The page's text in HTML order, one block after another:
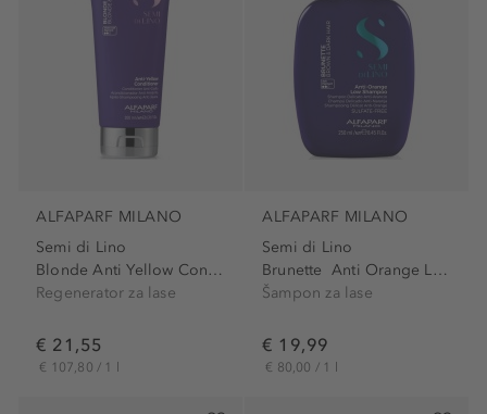
ALFAPARF MILANO
Semi di Lino
Blonde Anti Yellow Conditioner
Regenerator za lase
€ 21,55
€ 107,80 / 1 l
ALFAPARF MILANO
Semi di Lino
Brunette Anti Orange Low...
Šampon za lase
€ 19,99
€ 80,00 / 1 l